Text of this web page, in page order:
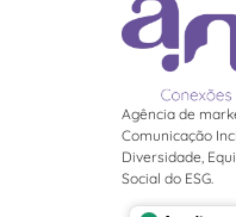
Agência de
Comunicação
Diversidade,
Social do ESG.